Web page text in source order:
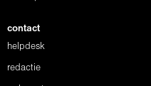
contact
helpdesk
redactie